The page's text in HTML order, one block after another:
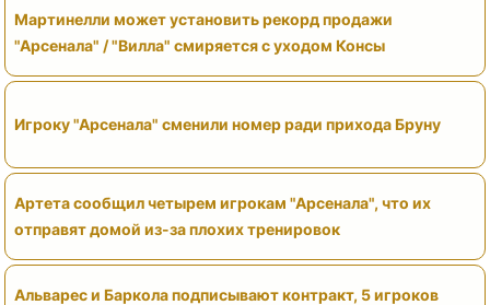
Мартинелли может установить рекорд продажи
"Арсенала" / "Вилла" смиряется с уходом Консы
Игроку "Арсенала" сменили номер ради прихода Бруну
Артета сообщил четырем игрокам "Арсенала", что их
отправят домой из-за плохих тренировок
Альварес и Баркола подписывают контракт, 5 игроков